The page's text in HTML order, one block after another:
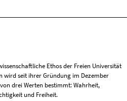
Ethos der Freien Universität
wird seit ihrer Gründung im Dezember
von drei Werten bestimmt: Wahrheit,
und Freiheit.